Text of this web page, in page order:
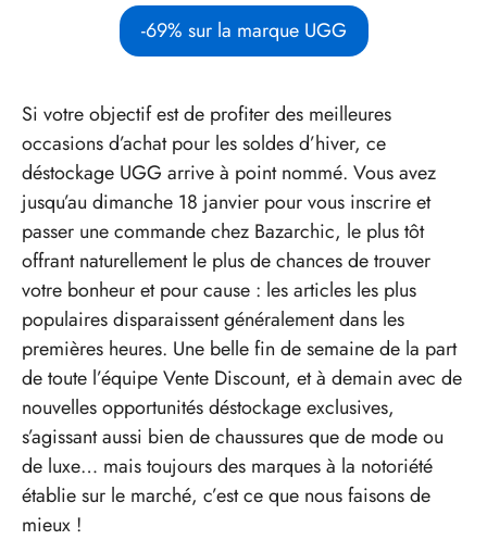
-69% sur la marque UGG
Si votre objectif est de profiter des meilleures
occasions d’achat pour les soldes d’hiver, ce
déstockage UGG arrive à point nommé. Vous avez
jusqu’au dimanche 18 janvier pour vous inscrire et
passer une commande chez Bazarchic, le plus tôt
offrant naturellement le plus de chances de trouver
votre bonheur et pour cause : les articles les plus
populaires disparaissent généralement dans les
premières heures. Une belle fin de semaine de la part
de toute l’équipe Vente Discount, et à demain avec de
nouvelles opportunités déstockage exclusives,
s’agissant aussi bien de chaussures que de mode ou
de luxe… mais toujours des marques à la notoriété
établie sur le marché, c’est ce que nous faisons de
mieux !